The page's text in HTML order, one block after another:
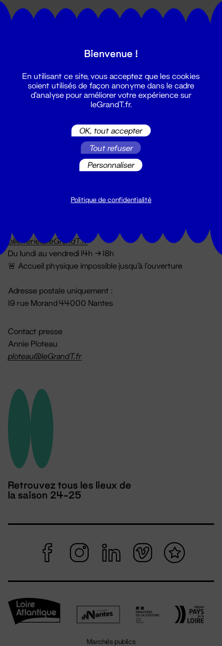
Grand T :
billetterie@leGrandT.fr
Du lundi au vendredi 14h → 18h
🚨 Accueil physique impossible jusqu'à l'ouverture
Adresse postale uniquement :
19 rue Morand 44000 Nantes
Contact presse
Annie Ploteau
ploteau@leGrandT.fr
Retrouvez tous les lieux de
la saison 24-25
Marchés publics
Bienvenue !
En utilisant ce site, vous acceptez que les cookies
soient utilisés de façon anonyme dans le cadre
d'analyse pour améliorer votre expérience sur
leGrandT.fr.
OK, tout accepter
Tout refuser
Personnaliser
Politique de confidentialité